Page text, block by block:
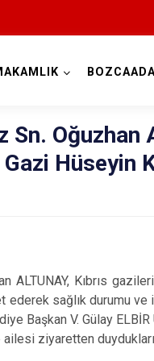
Sn. Oğuzhan
Hüseyin
ALTUNAY, Kıbrıs
sağlık durumu ve
Başkan V. Gülay
ailesi ziyaretten